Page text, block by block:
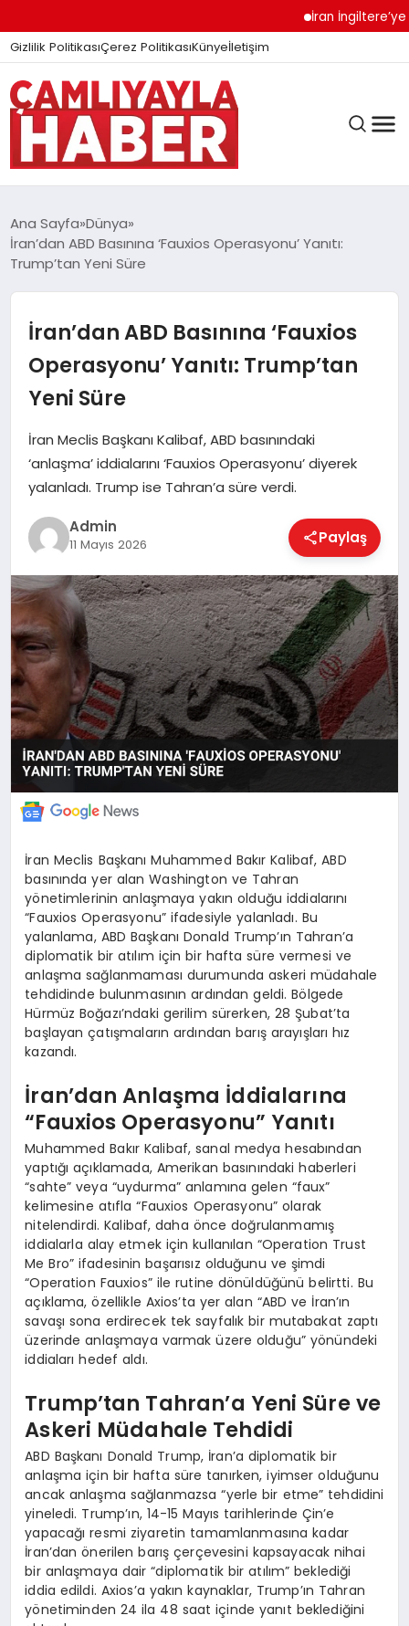
İran İngiltere’ye Sert
Gizlilik PolitikasıÇerez PolitikasıKünyeİletişim
GÜNDEM
DÜNYA
EĞITIM
EKONOMI
MAGAZIN
SAĞLIK
SPOR
TEKNOLOJI
Ana Sayfa Dünya
İran’dan ABD Basınına ‘Fauxios Operasyonu’ Yanıtı:
Trump’tan Yeni Süre
İran’dan ABD Basınına ‘Fauxios
Operasyonu’ Yanıtı: Trump’tan
Yeni Süre
İran Meclis Başkanı Kalibaf, ABD basınındaki
‘anlaşma’ iddialarını ‘Fauxios Operasyonu’ diyerek
yalanladı. Trump ise Tahran’a süre verdi.
Admin
11 Mayıs 2026 Paylaş
İran Meclis Başkanı Muhammed Bakır Kalibaf, ABD
basınında yer alan Washington ve Tahran
yönetimlerinin anlaşmaya yakın olduğu iddialarını
“Fauxios Operasyonu” ifadesiyle yalanladı. Bu
yalanlama, ABD Başkanı Donald Trump’ın Tahran’a
diplomatik bir atılım için bir hafta süre vermesi ve
anlaşma sağlanmaması durumunda askeri müdahale
tehdidinde bulunmasının ardından geldi. Bölgede
Hürmüz Boğazı’ndaki gerilim sürerken, 28 Şubat’ta
başlayan çatışmaların ardından barış arayışları hız
kazandı.
İran’dan Anlaşma İddialarına
“Fauxios Operasyonu” Yanıtı
Muhammed Bakır Kalibaf, sanal medya hesabından
yaptığı açıklamada, Amerikan basınındaki haberleri
“sahte” veya “uydurma” anlamına gelen “faux”
kelimesine atıfla “Fauxios Operasyonu” olarak
nitelendirdi. Kalibaf, daha önce doğrulanmamış
iddialarla alay etmek için kullanılan “Operation Trust
Me Bro” ifadesinin başarısız olduğunu ve şimdi
“Operation Fauxios” ile rutine dönüldüğünü belirtti. Bu
açıklama, özellikle Axios’ta yer alan “ABD ve İran’ın
savaşı sona erdirecek tek sayfalık bir mutabakat zaptı
üzerinde anlaşmaya varmak üzere olduğu” yönündeki
iddiaları hedef aldı.
Trump’tan Tahran’a Yeni Süre ve
Askeri Müdahale Tehdidi
ABD Başkanı Donald Trump, İran’a diplomatik bir
anlaşma için bir hafta süre tanırken, iyimser olduğunu
ancak anlaşma sağlanmazsa “yerle bir etme” tehdidini
yineledi. Trump’ın, 14-15 Mayıs tarihlerinde Çin’e
yapacağı resmi ziyaretin tamamlanmasına kadar
İran’dan önerilen barış çerçevesini kapsayacak nihai
bir anlaşmaya dair “diplomatik bir atılım” beklediği
iddia edildi. Axios’a yakın kaynaklar, Trump’ın Tahran
yönetiminden 24 ila 48 saat içinde yanıt beklediğini